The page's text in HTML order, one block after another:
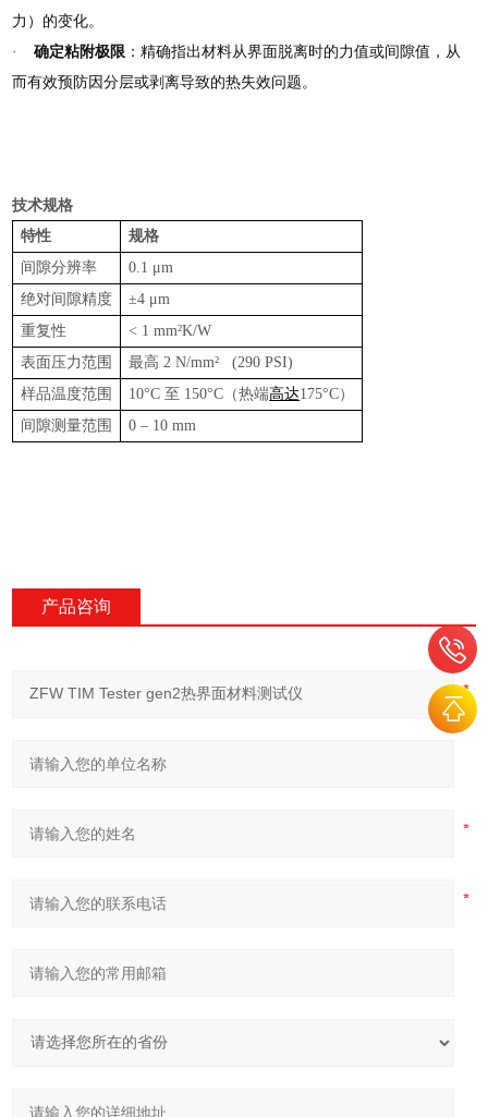
力）的变化。
·
确定粘附极限 ：精确指出材料从界面脱离时的力值或间隙值，从
而有效预防因分层或剥离导致的热失效问题。
技术规格
特性
规格
间隙分辨率
0.1 μm
绝对间隙精度
±4 μm
重复性
< 1 mm²K/W
表面压力范围
最高 2 N/mm² (290 PSI)
样品温度范围
10°C 至 150°C （热端高达175°C）
间隙测量范围
0 – 10 mm
产品咨询